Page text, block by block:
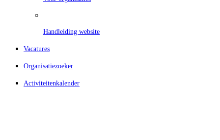
Handleiding website
Vacatures
Organisatiezoeker
Activiteitenkalender